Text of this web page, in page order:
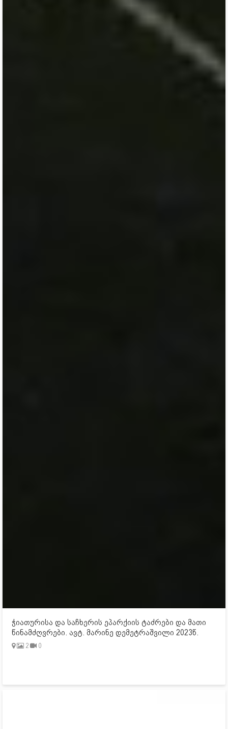
ჭიათურისა და საჩხერის ეპარქიის ტაძრები და მათი
წინამძღვრები. ავტ. მარინე დემეტრაშვილი 2023წ.
2 0